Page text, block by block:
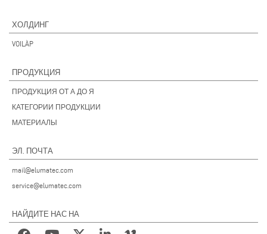
ХОЛДИНГ
VOILÀP
ПРОДУКЦИЯ
ПРОДУКЦИЯ ОТ А ДО Я
КАТЕГОРИИ ПРОДУКЦИИ
МАТЕРИАЛЫ
ЭЛ. ПОЧТА
mail@elumatec.com
service@elumatec.com
НАЙДИТЕ НАС НА